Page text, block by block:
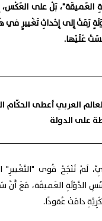
العَميقَة"، بَلْ على
رَمَتْ إِلى إِحْداثِ تَغْييرٍ في
عَلَيْها.
العربي أعطى الحكّام
على الدولة
لَمْ تَنْجَحْ قُوى "التَّغْييرِ"
الدَّوْلَةِ العَميقَة، مَعَ
دامَتْ عُقودًا.